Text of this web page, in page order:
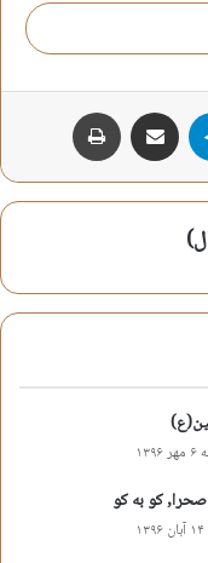
حضرت فاطمه
کپی آدرس کوتاه
تلگرام اشتراک گذاری از طریق ایمیل
کو به کو